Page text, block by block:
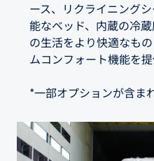
ース、リクライニング
能なベッド、内蔵の冷
の生活をより快適なも
ムコンフォート機能を提
*一部オプションが含ま